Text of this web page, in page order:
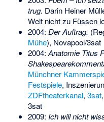
trug. Darin Heiner
Welt nicht zu Füssen
2004: Der Auftrag.
Mühe), Novapool/3sat
2004: Anatomie Titus
Münchner
Festspiele,
ZDFtheaterkanal, 3sat
3sat
2009: Ich will nicht